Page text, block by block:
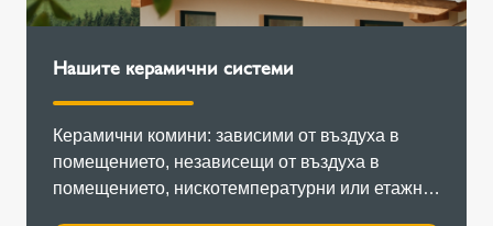
Нашите керамични системи
Керамични комини: зависими от въздуха в
помещението, независещи от въздуха в
помещението, нискотемпературни или етажни